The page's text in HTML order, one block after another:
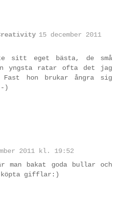
15 december 2011
sitt eget bästa, de små
yngsta ratar ofta det jag
hon brukar ångra sig
)
2011 kl. 19:52
man bakat goda bullar och
gifflar:)